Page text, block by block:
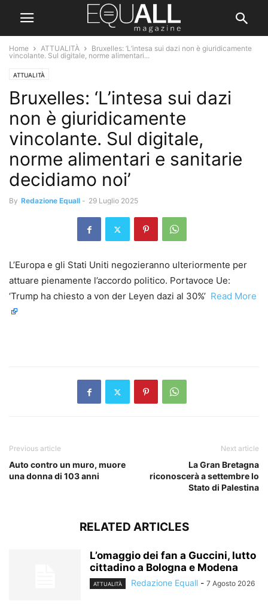
Home ATTUALITÀ
Bruxelles: ‘L’intesa sui dazi non è giuridicamente
vincolante. Sul digitale, norme alimentari...
ATTUALITÀ
Bruxelles: ‘L’intesa sui dazi
non è giuridicamente
vincolante. Sul digitale,
norme alimentari e sanitarie
decidiamo noi’
By Redazione Equall - 29 Luglio 2025
L’Europa e gli Stati Uniti negozieranno ulteriormente per
attuare pienamente l’accordo politico. Portavoce Ue:
‘Trump ha chiesto a von der Leyen dazi al 30%’ ​ Read More
Previous article
Auto contro un muro, muore
una donna di 103 anni
Next article
La Gran Bretagna
riconoscerà a settembre lo
Stato di Palestina
RELATED ARTICLES
L’omaggio dei fan a Guccini, lutto
cittadino a Bologna e Modena
ATTUALITÀ Redazione Equall - 7 Agosto 2026